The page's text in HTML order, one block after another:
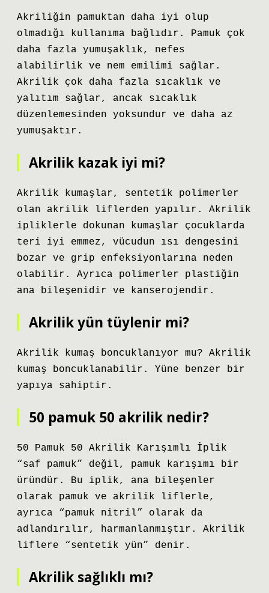
Akriliğin pamuktan daha iyi olup
olmadığı kullanıma bağlıdır. Pamuk çok
daha fazla yumuşaklık, nefes
alabilirlik ve nem emilimi sağlar.
Akrilik çok daha fazla sıcaklık ve
yalıtım sağlar, ancak sıcaklık
düzenlemesinden yoksundur ve daha az
yumuşaktır.
Akrilik kazak iyi mi?
Akrilik kumaşlar, sentetik polimerler
olan akrilik liflerden yapılır. Akrilik
ipliklerle dokunan kumaşlar çocuklarda
teri iyi emmez, vücudun ısı dengesini
bozar ve grip enfeksiyonlarına neden
olabilir. Ayrıca polimerler plastiğin
ana bileşenidir ve kanserojendir.
Akrilik yün tüylenir mi?
Akrilik kumaş boncuklanıyor mu? Akrilik
kumaş boncuklanabilir. Yüne benzer bir
yapıya sahiptir.
50 pamuk 50 akrilik nedir?
50 Pamuk 50 Akrilik Karışımlı İplik
“saf pamuk” değil, pamuk karışımı bir
üründür. Bu iplik, ana bileşenler
olarak pamuk ve akrilik liflerle,
ayrıca “pamuk nitril” olarak da
adlandırılır, harmanlanmıştır. Akrilik
liflere “sentetik yün” denir.
Akrilik sağlıklı mı?